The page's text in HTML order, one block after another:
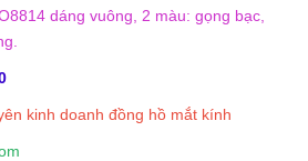
dáng vuông, 2 màu: gọng bạc,
kinh doanh đồng hồ mắt kính